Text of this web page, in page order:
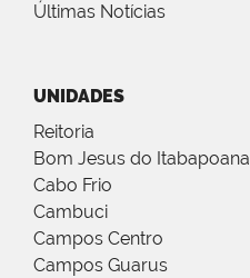
Últimas Notícias
UNIDADES
Reitoria
Bom Jesus do Itabapoana
Cabo Frio
Cambuci
Campos Centro
Campos Guarus